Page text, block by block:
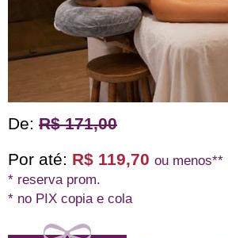
De: R$ 171,00
Por até: R$ 119,70 ou menos**
* reserva prom.
* no PIX copia e cola